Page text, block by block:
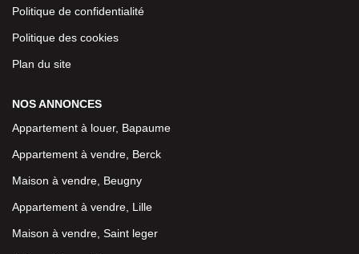
Politique de confidentialité
Politique des cookies
Plan du site
NOS ANNONCES
Appartement à louer, Bapaume
Appartement à vendre, Berck
Maison à vendre, Beugny
Appartement à vendre, Lille
Maison à vendre, Saint leger